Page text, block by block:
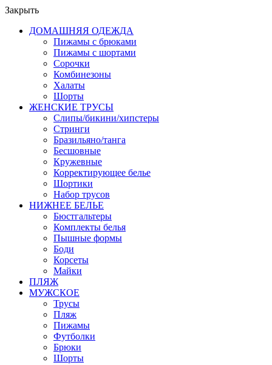
Закрыть
ДОМАШНЯЯ ОДЕЖДА
Пижамы с брюками
Пижамы с шортами
Сорочки
Комбинезоны
Халаты
Шорты
ЖЕНСКИЕ ТРУСЫ
Слипы/бикини/хипстеры
Стринги
Бразильяно/танга
Бесшовные
Кружевные
Корректирующее белье
Шортики
Набор трусов
НИЖНЕЕ БЕЛЬЕ
Бюстгальтеры
Комплекты белья
Пышные формы
Боди
Корсеты
Майки
ПЛЯЖ
МУЖСКОЕ
Трусы
Пляж
Пижамы
Футболки
Брюки
Шорты